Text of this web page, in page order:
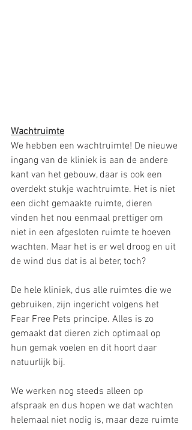
Wachtruimte
We hebben een wachtruimte! De nieuwe
ingang van de kliniek is aan de andere
kant van het gebouw, daar is ook een
overdekt stukje wachtruimte. Het is niet
een dicht gemaakte ruimte, dieren
vinden het nou eenmaal prettiger om
niet in een afgesloten ruimte te hoeven
wachten. Maar het is er wel droog en uit
de wind dus dat is al beter, toch?
De hele kliniek, dus alle ruimtes die we
gebruiken, zijn ingericht volgens het
Fear Free Pets principe. Alles is zo
gemaakt dat dieren zich optimaal op
hun gemak voelen en dit hoort daar
natuurlijk bij.
We werken nog steeds alleen op
afspraak en dus hopen we dat wachten
helemaal niet nodig is, maar deze ruimte